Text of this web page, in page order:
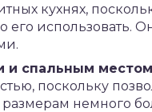
кухнях,
его использовать.
и спальным
поскольку
немного